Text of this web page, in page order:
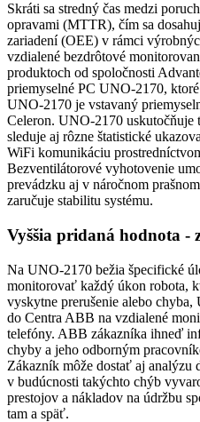
Skráti sa stredný čas medzi
opravami (MTTR), čím sa
zariadení (OEE) v rámci
vzdialené bezdrôtové
produktoch od spoločnosti
priemyselné PC UNO-2170,
UNO-2170 je vstavaný
Celeron. UNO-2170 uskutočňuje
sleduje aj rôzne štatistické
WiFi komunikáciu
Bezventilátorové vyhotovenie
prevádzku aj v náročnom
zaručuje stabilitu systému.
Vyššia pridaná hodnota -
Na UNO-2170 bežia špecifické
monitorovať každý úkon robota,
vyskytne prerušenie alebo
do Centra ABB na vzdialené
telefóny. ABB zákazníka ihneď
chyby a jeho odborným
Zákazník môže dostať aj analýzu
v budúcnosti takýchto chýb
prestojov a nákladov na údržbu
tam a späť.